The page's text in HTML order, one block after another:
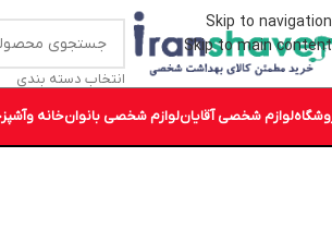
Skip to navigation
Skip to main content
انتخاب دسته بندی
لوازم شخصی آقایانلوازم شخصی بانوانخانه